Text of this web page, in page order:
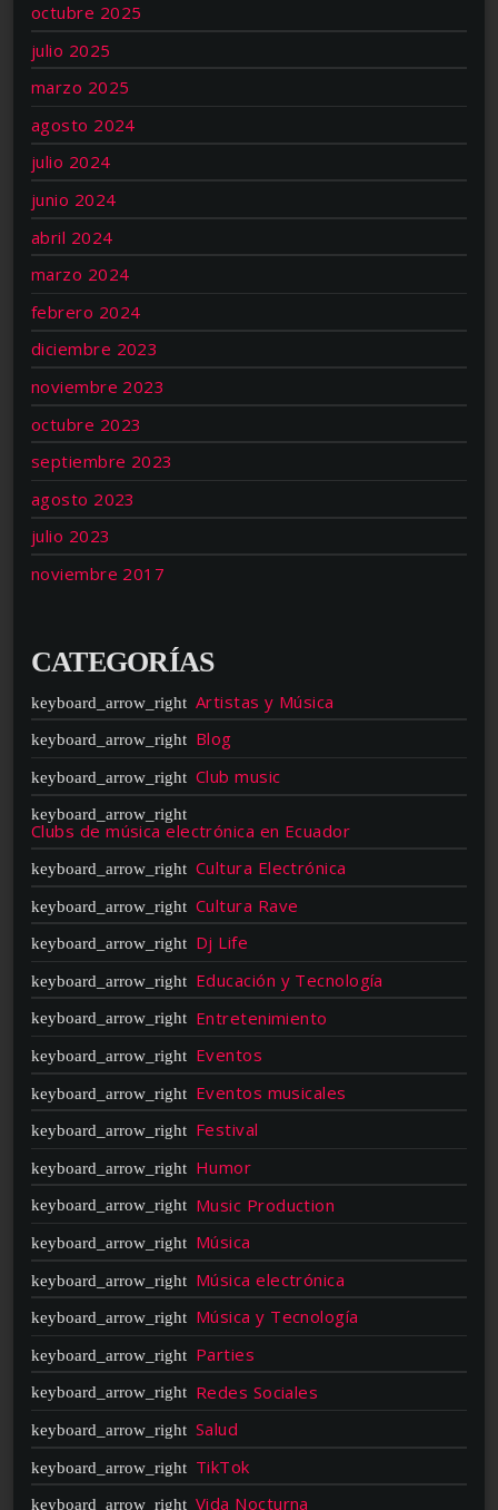
octubre 2025
julio 2025
marzo 2025
agosto 2024
julio 2024
junio 2024
abril 2024
marzo 2024
febrero 2024
diciembre 2023
noviembre 2023
octubre 2023
septiembre 2023
agosto 2023
julio 2023
noviembre 2017
CATEGORÍAS
Artistas y Música
Blog
Club music
Clubs de música electrónica en Ecuador
Cultura Electrónica
Cultura Rave
Dj Life
Educación y Tecnología
Entretenimiento
Eventos
Eventos musicales
Festival
Humor
Music Production
Música
Música electrónica
Música y Tecnología
Parties
Redes Sociales
Salud
TikTok
Vida Nocturna